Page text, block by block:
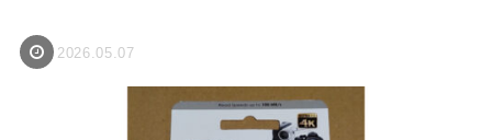
2026.05.07